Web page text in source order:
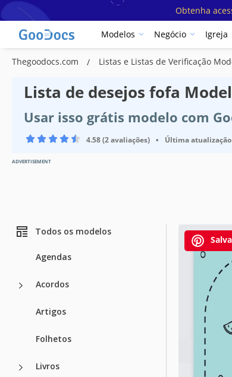
Obtenha
Modelos Negócio Igreja
Thegoodocs.com Listas e Listas de Verificação
Lista de desejos fofa
Usar isso grátis modelo com
4.58 (2 avaliações) • Última atualização
ADVERTISEMENT
Todos os modelos
Agendas
Acordos
Artigos
Folhetos
Livros